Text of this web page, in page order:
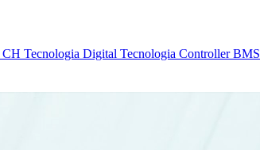
CH Tecnologia Digital Tecnologia Controller BMS